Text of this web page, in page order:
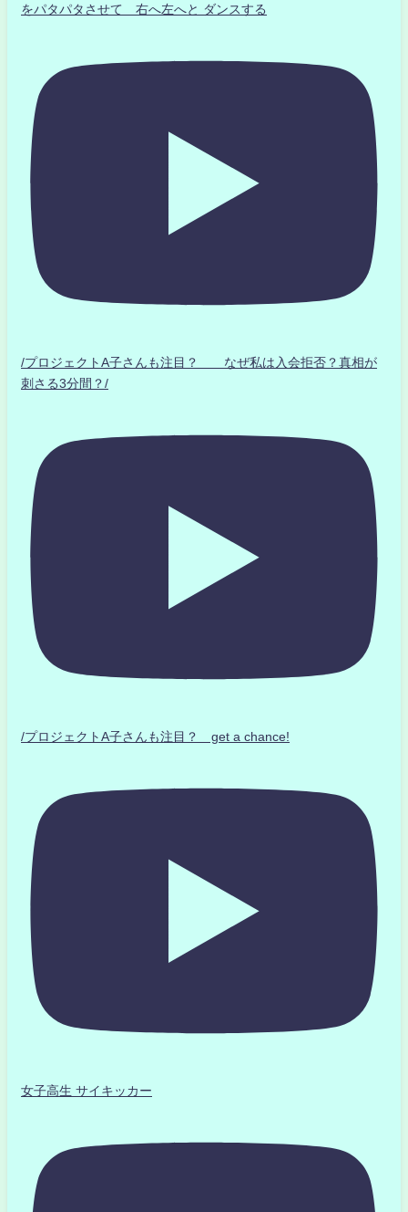
をパタパタさせて 右へ左へと ダンスする
/プロジェクトA子さんも注目？ なぜ私は入会拒否？真相が
刺さる3分間？/
/プロジェクトA子さんも注目？ get a chance!
女子高生 サイキッカー